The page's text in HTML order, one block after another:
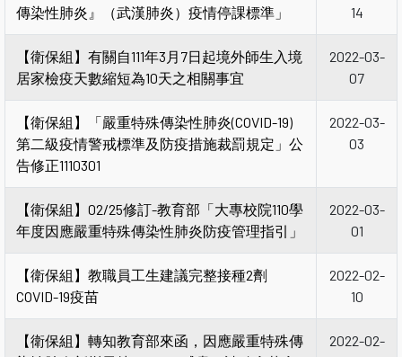
傳染性肺炎』（武漢肺炎）疫情停課標準」
14
【衛保組】有關自111年3月7日起境外師生入境
居家檢疫天數縮短為10天之相關事宜
2022-03-
07
【衛保組】「嚴重特殊傳染性肺炎(COVID-19)
第二級疫情警戒標準及防疫措施裁罰規定」公
告修正1110301
2022-03-
03
【衛保組】02/25修訂-教育部「大專校院110學
年度因應嚴重特殊傳染性肺炎防疫管理指引」
2022-03-
01
【衛保組】教職員工生建議完整接種2劑
COVID-19疫苗
2022-02-
10
【衛保組】轉知教育部來函，因應嚴重特殊傳
2022-02-